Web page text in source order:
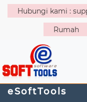
Hubungi kami :
Rumah
eSoftTools